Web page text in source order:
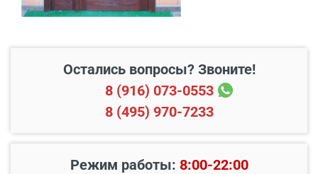
Остались вопросы? Звоните!
8 (916) 073-0553
8 (495) 970-7233
Режим работы: 8:00-22:00